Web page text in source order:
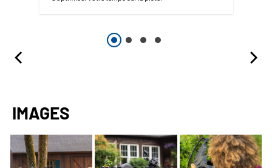
IMAGES